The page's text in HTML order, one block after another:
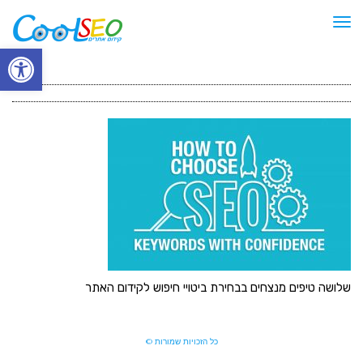
פתח
תפריט
שלושה טיפים מנצחים בבחירת ביטויי חיפוש לקידום האתר
כל הזכויות שמורות ©